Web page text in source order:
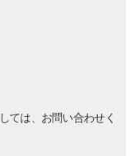
ては、お問い合わせく